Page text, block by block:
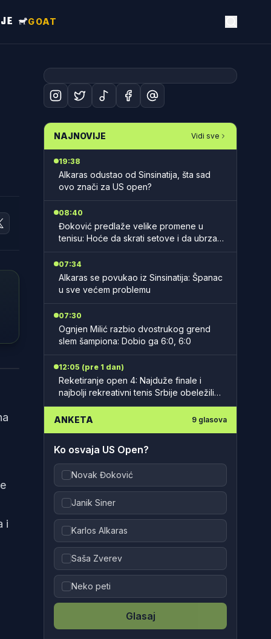
GOAT
i
NAJNOVIJE Vidi sve
19:38
Alkaras odustao od Sinsinatija, šta sad
ovo znači za US open?
08:40
Đoković predlaže velike promene u
tenisu: Hoće da skrati setove i da ubrza
07:34
Alkaras se povukao iz Sinsinatija: Španac
u sve većem problemu
07:30
Ognjen Milić razbio dvostrukog grend
slem šampiona: Dobio ga 6:0, 6:0
12:05 (pre 1 dan)
Reketiranje open 4: Najduže finale i
najbolji rekreativni tenis Srbije obeležili
prethodni vikend
ANKETA
9 glasova
Ko osvaja US Open?
Novak Đoković
Janik Siner
Karlos Alkaras
Saša Zverev
Neko peti
Glasaj